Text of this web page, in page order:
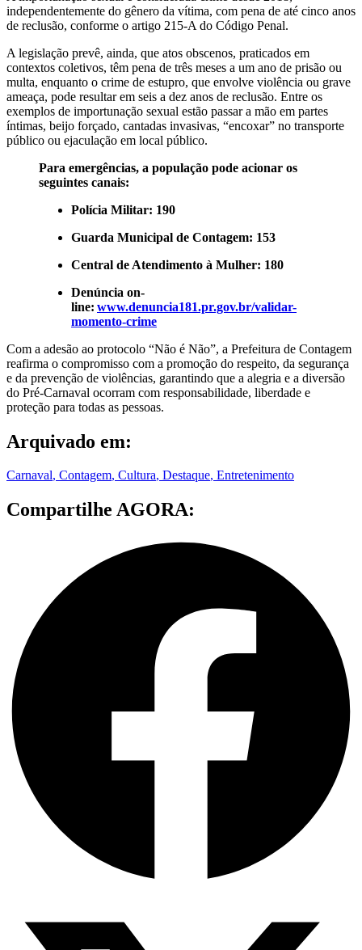
independentemente do gênero da vítima, com pena de até cinco anos
de reclusão, conforme o artigo 215-A do Código Penal.
A legislação prevê, ainda, que atos obscenos, praticados em
contextos coletivos, têm pena de três meses a um ano de prisão ou
multa, enquanto o crime de estupro, que envolve violência ou grave
ameaça, pode resultar em seis a dez anos de reclusão. Entre os
exemplos de importunação sexual estão passar a mão em partes
íntimas, beijo forçado, cantadas invasivas, “encoxar” no transporte
público ou ejaculação em local público.
Para emergências, a população pode acionar os
seguintes canais:
Polícia Militar: 190
Guarda Municipal de Contagem: 153
Central de Atendimento à Mulher: 180
Denúncia on-
line: www.denuncia181.pr.gov.br/validar-
momento-crime
Com a adesão ao protocolo “Não é Não”, a Prefeitura de Contagem
reafirma o compromisso com a promoção do respeito, da segurança
e da prevenção de violências, garantindo que a alegria e a diversão
do Pré-Carnaval ocorram com responsabilidade, liberdade e
proteção para todas as pessoas.
Arquivado em:
Carnaval, Contagem, Cultura, Destaque, Entretenimento
Compartilhe AGORA: